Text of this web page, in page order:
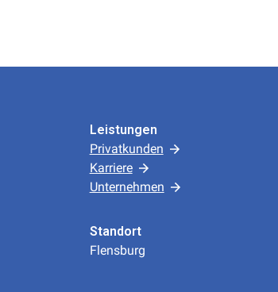
Leistungen
Privatkunden
Karriere
Unternehmen
Standort
Flensburg